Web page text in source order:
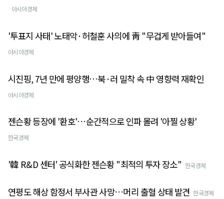
아시아경제
'투표지 사태' 노태악·허철훈 사의에 靑 "무겁게 받아들여"
아시아경제
시진핑, 7년 만에 평양행…북·러 밀착 속 中 영향력 재확인
아시아경제
젠슨황 등장에 '환호'…순간적으로 인파 몰려 '아찔 상황'
한국경제
'韓 R&D 센터' 공식화한 젠슨황 "최적의 투자 장소" 한국경제
연평도 해상 함정서 부사관 사망…머리 출혈 상태 발견 한국경제